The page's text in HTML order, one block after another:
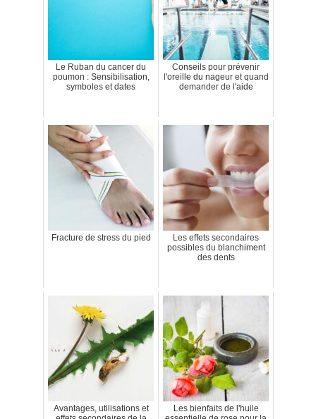
Le Ruban du cancer du
poumon : Sensibilisation,
symboles et dates
Conseils pour prévenir
l'oreille du nageur et quand
demander de l'aide
Fracture de stress du pied
Les effets secondaires
possibles du blanchiment
des dents
Avantages, utilisations et
Les bienfaits de l'huile